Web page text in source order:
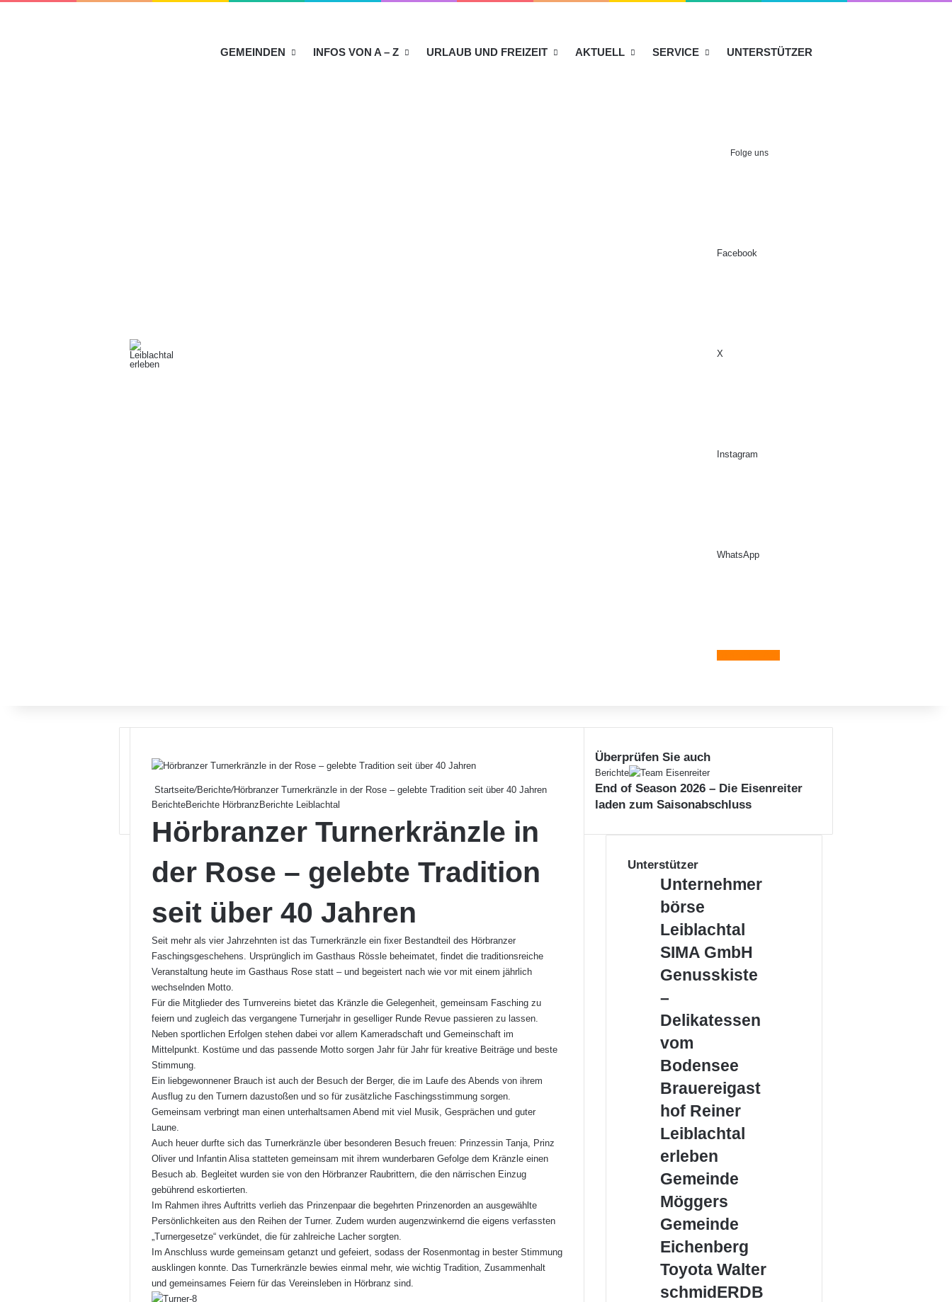
HOMEGEMEINDEN INFOS VON A – Z URLAUB UND FREIZEIT AKTUELL SERVICE UNTERSTÜTZER
Folge uns
Facebook
X
Instagram
WhatsApp
Startseite/Berichte/Hörbranzer Turnerkränzle in der Rose – gelebte Tradition seit über 40 Jahren
BerichteBerichte Hörbranz Berichte Leiblachtal
Hörbranzer Turnerkränzle in
der Rose – gelebte Tradition
seit über 40 Jahren
Seit mehr als vier Jahrzehnten ist das Turnerkränzle ein fixer Bestandteil des Hörbranzer
Faschingsgeschehens. Ursprünglich im Gasthaus Rössle beheimatet, findet die traditionsreiche
Veranstaltung heute im Gasthaus Rose statt – und begeistert nach wie vor mit einem jährlich
wechselnden Motto.
Für die Mitglieder des Turnvereins bietet das Kränzle die Gelegenheit, gemeinsam Fasching zu
feiern und zugleich das vergangene Turnerjahr in geselliger Runde Revue passieren zu lassen.
Neben sportlichen Erfolgen stehen dabei vor allem Kameradschaft und Gemeinschaft im
Mittelpunkt. Kostüme und das passende Motto sorgen Jahr für Jahr für kreative Beiträge und beste
Stimmung.
Ein liebgewonnener Brauch ist auch der Besuch der Berger, die im Laufe des Abends von ihrem
Ausflug zu den Turnern dazustoßen und so für zusätzliche Faschingsstimmung sorgen.
Gemeinsam verbringt man einen unterhaltsamen Abend mit viel Musik, Gesprächen und guter
Laune.
Auch heuer durfte sich das Turnerkränzle über besonderen Besuch freuen: Prinzessin Tanja, Prinz
Oliver und Infantin Alisa statteten gemeinsam mit ihrem wunderbaren Gefolge dem Kränzle einen
Besuch ab. Begleitet wurden sie von den Hörbranzer Raubrittern, die den närrischen Einzug
gebührend eskortierten.
Im Rahmen ihres Auftritts verlieh das Prinzenpaar die begehrten Prinzenorden an ausgewählte
Persönlichkeiten aus den Reihen der Turner. Zudem wurden augenzwinkernd die eigens verfassten
„Turnergesetze“ verkündet, die für zahlreiche Lacher sorgten.
Im Anschluss wurde gemeinsam getanzt und gefeiert, sodass der Rosenmontag in bester Stimmung
ausklingen konnte. Das Turnerkränzle bewies einmal mehr, wie wichtig Tradition, Zusammenhalt
und gemeinsames Feiern für das Vereinsleben in Hörbranz sind.
Überprüfen Sie auch
Schließen
Berichte
End of Season 2026 – Die Eisenreiter
laden zum Saisonabschluss
Unterstützer
Unternehmerbörse
Unternehmer
börse
Leiblachtal
SIMA
SIMA GmbH
Genusskiste
Delikatessen
vom
Genusskiste
–
Delikatessen
vom
Bodensee
Brauereigasthof
Brauereigast
hof Reiner
Leiblachtal
Leiblachtal
erleben
Gemeinde
Gemeinde
Möggers
Gemeinde
Gemeinde
Eichenberg
Toyota
Walter
Toyota Walter
schmidERDBAU
schmidERDB